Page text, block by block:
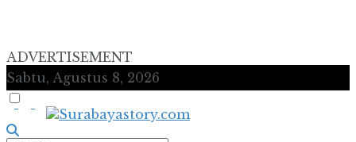
ADVERTISEMENT
Sabtu, Agustus 8, 2026